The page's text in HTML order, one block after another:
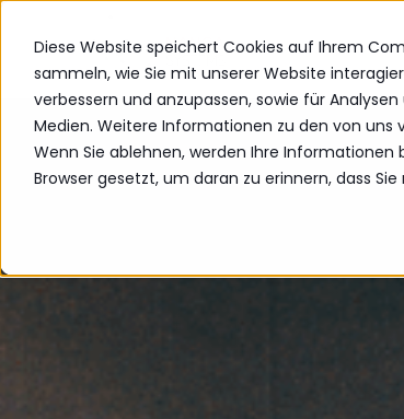
Diese Website speichert Cookies auf Ihrem
sammeln, wie Sie mit unserer Website
verbessern und anzupassen, sowie für
Medien. Weitere Informationen zu den von
Wenn Sie ablehnen, werden Ihre Informationen
Browser gesetzt, um daran zu erinnern, dass